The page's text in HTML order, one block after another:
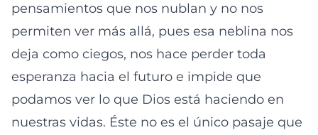
pensamientos que nos nublan y no nos
permiten ver más allá, pues esa neblina nos
deja como ciegos, nos hace perder toda
esperanza hacia el futuro e impide que
podamos ver lo que Dios está haciendo en
nuestras vidas. Éste no es el único pasaje que